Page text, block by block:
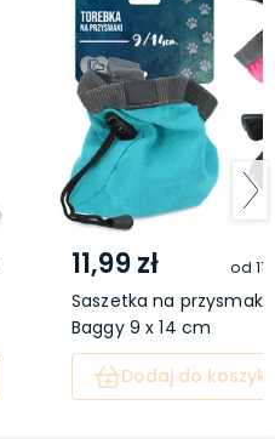
11,99 zł od
Saszetka na przysmaki
Baggy 9 x 14 cm
Dodaj do